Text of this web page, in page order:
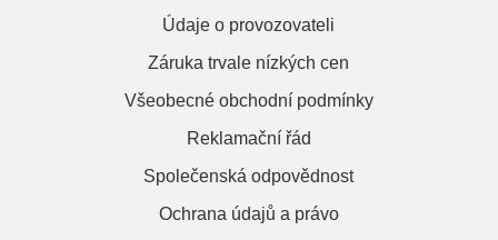
Údaje o provozovateli
Záruka trvale nízkých cen
Všeobecné obchodní podmínky
Reklamační řád
Společenská odpovědnost
Ochrana údajů a právo